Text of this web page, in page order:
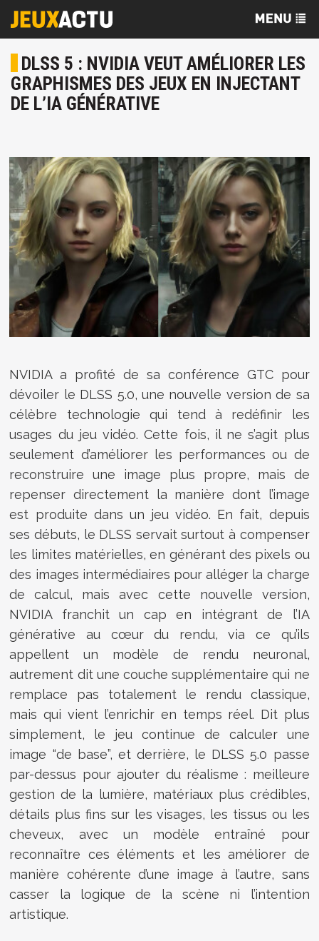
DLSS 5 : NVIDIA VEUT AMÉLIORER LES
GRAPHISMES DES JEUX EN INJECTANT
DE L’IA GÉNÉRATIVE
NVIDIA a profité de sa conférence GTC pour
dévoiler le DLSS 5.0, une nouvelle version de sa
célèbre technologie qui tend à redéfinir les
usages du jeu vidéo. Cette fois, il ne s’agit plus
seulement d’améliorer les performances ou de
reconstruire une image plus propre, mais de
repenser directement la manière dont l’image
est produite dans un jeu vidéo. En fait, depuis
ses débuts, le DLSS servait surtout à compenser
les limites matérielles, en générant des pixels ou
des images intermédiaires pour alléger la charge
de calcul, mais avec cette nouvelle version,
NVIDIAfranchit un cap en intégrant de l’IA
générative au cœur du rendu, via ce qu’ils
appellent un modèle de rendu neuronal,
autrement dit une couche supplémentaire qui ne
remplace pas totalement le rendu classique,
mais qui vient l’enrichir en temps réel. Dit plus
simplement, le jeu continue de calculer une
image “de base”, et derrière, le DLSS 5.0 passe
par-dessus pour ajouter du réalisme : meilleure
gestion de la lumière, matériaux plus crédibles,
détails plus fins sur les visages, les tissus ou les
cheveux, avec un modèle entraîné pour
reconnaître ces éléments et les améliorer de
manière cohérente d’une image à l’autre, sans
casser la logique de la scène ni l’intention
artistique.